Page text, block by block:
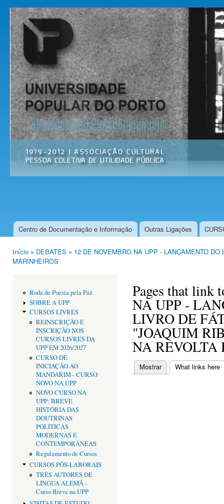
Universidade
Popular do
Porto
Associação
Cultural
Menu principal
Centro de Documentação e Informação Outras Ligações
Está aqui
Início » DEBATES » 12 DE NOVEMBRO NA UPP - LANÇAMENTO
MARINHEIROS
Roda de Poesia pela Paz
SOBRE A UPP
CURSOS LIVRES
REINSCRIÇÃO E
INSCRIÇÃO NOS
CURSOS LIVRES DA
UPP EM 2026/2027
CURSO DE
INICIAÇÃO AO
MANDARIM - CURSO
NOVO NA UPP
NOVO CURSO NA
UPP: BREVE
HISTÓRIA DAS
DOUTRINAS
POLÍTICAS
MODERNAS E
CONTEMPORÂNEAS
Regulamento de Cursos
CURSOS PÓS-LABORAIS
TRÊS AUTORES DE
LÍNGUA ALEMÃ -
Curso Breve na UPP
Pages that link
NA UPP -
LIVRO DE
"JOAQUIM
NA REVOLTA
Separadores
Mostrar What links here